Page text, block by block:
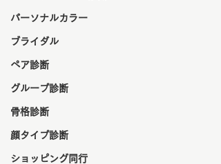
パーソナルカラー
ブライダル
ペア診断
グループ診断
骨格診断
顔タイプ診断
ショッピング同行